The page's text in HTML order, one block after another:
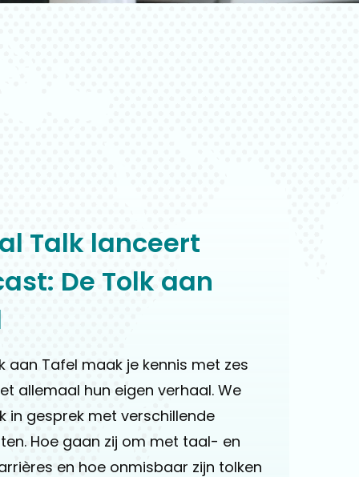
Talk lanceert
De Tolk aan
aan Tafel maak je kennis met zes
allemaal hun eigen verhaal. We
in gesprek met verschillende
Hoe gaan zij om met taal- en
en hoe onmisbaar zijn tolken